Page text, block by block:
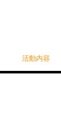
活動内容